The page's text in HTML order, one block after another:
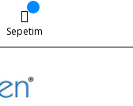
Sepetim